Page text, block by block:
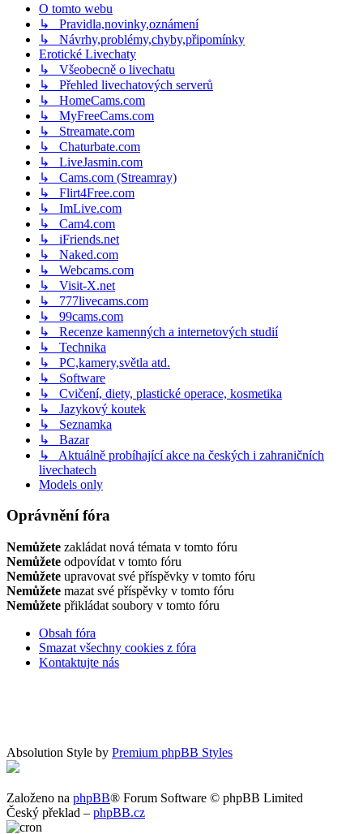
O tomto webu
↳ Pravidla,novinky,oznámení
↳ Návrhy,problémy,chyby,připomínky
Erotické Livechaty
↳ Všeobecně o livechatu
↳ Přehled livechatových serverů
↳ HomeCams.com
↳ MyFreeCams.com
↳ Streamate.com
↳ Chaturbate.com
↳ LiveJasmin.com
↳ Cams.com (Streamray)
↳ Flirt4Free.com
↳ ImLive.com
↳ Cam4.com
↳ iFriends.net
↳ Naked.com
↳ Webcams.com
↳ Visit-X.net
↳ 777livecams.com
↳ 99cams.com
↳ Recenze kamenných a internetových studií
↳ Technika
↳ PC,kamery,světla atd.
↳ Software
↳ Cvičení, diety, plastické operace, kosmetika
↳ Jazykový koutek
↳ Seznamka
↳ Bazar
↳ Aktuálně probíhající akce na českých i zahraničních
livechatech
Models only
Oprávnění fóra
Nemůžete zakládat nová témata v tomto fóru
Nemůžete odpovídat v tomto fóru
Nemůžete upravovat své příspěvky v tomto fóru
Nemůžete mazat své příspěvky v tomto fóru
Nemůžete přikládat soubory v tomto fóru
Obsah fóra
Smazat všechny cookies z fóra
Kontaktujte nás
Absolution Style by Premium phpBB Styles
Založeno na phpBB® Forum Software © phpBB Limited
Český překlad – phpBB.cz